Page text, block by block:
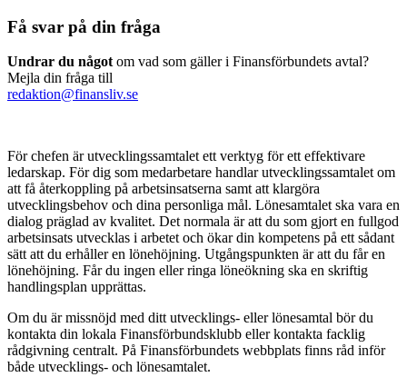
Få svar på din fråga
Undrar du något om vad som gäller i Finansförbundets avtal?
Mejla din fråga till
redaktion@finansliv.se
För chefen är utvecklingssamtalet ett verktyg för ett effektivare
ledarskap. För dig som medarbetare handlar utvecklingssamtalet om
att få återkoppling på arbetsinsatserna samt att klargöra
utvecklingsbehov och dina personliga mål. Lönesamtalet ska vara en
dialog präglad av kvalitet. Det normala är att du som gjort en fullgod
arbetsinsats utvecklas i arbetet och ökar din kompetens på ett sådant
sätt att du erhåller en lönehöjning. Utgångspunkten är att du får en
lönehöjning. Får du ingen eller ringa löneökning ska en skriftig
handlingsplan upprättas.
Om du är missnöjd med ditt utvecklings- eller lönesamtal bör du
kontakta din lokala Finansförbundsklubb eller kontakta facklig
rådgivning centralt. På Finansförbundets webbplats finns råd inför
både utvecklings- och lönesamtalet.